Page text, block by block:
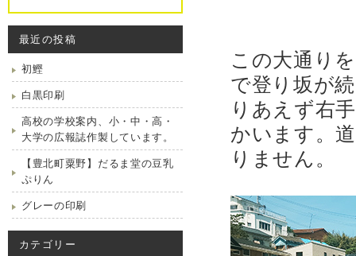
最近の投稿
初鰹
白黒印刷
高校の学校案内、小・中・高・
大学の広報誌作製しています。
【豊北町粟野】だるま堂の豆乳
ぷりん
グレーの印刷
カテゴリー
この大通り
で登り坂が
りあえず右
かいます。
りません。